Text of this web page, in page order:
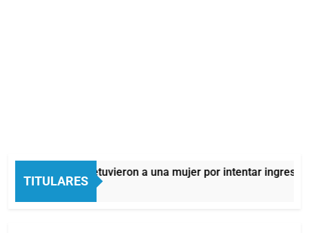
TITULARES
Quilmes: detuvieron a una mujer por intentar
11 Horas Atrás